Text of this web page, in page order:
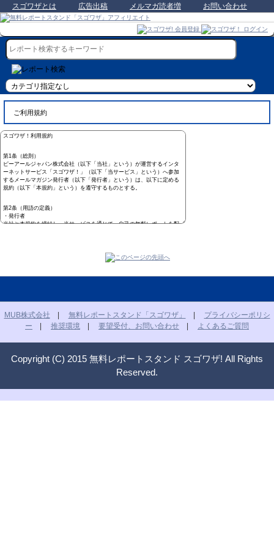
スゴワザとは 広告出稿 メルマガ読者増 お問い合わせ
ご利用規約
MUB株式会社 無料レポートスタンド「スゴワザ」
プライバシーポリシ
ー
推奨環境 要望受付、お問い合わせ よくあるご質問
Copyright (C) 2015 無料レポートスタンド スゴワザ! All Rights
Reserved.